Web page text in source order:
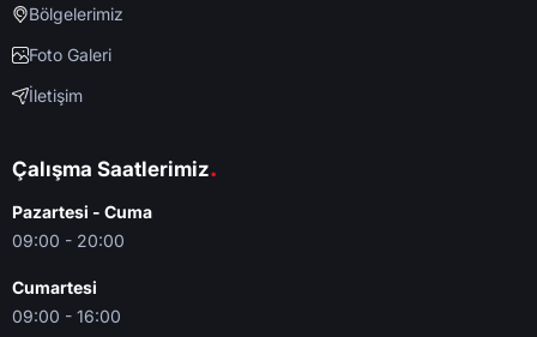
Bölgelerimiz
Foto Galeri
İletişim
Çalışma Saatlerimiz.
Pazartesi - Cuma
09:00 - 20:00
Cumartesi
09:00 - 16:00